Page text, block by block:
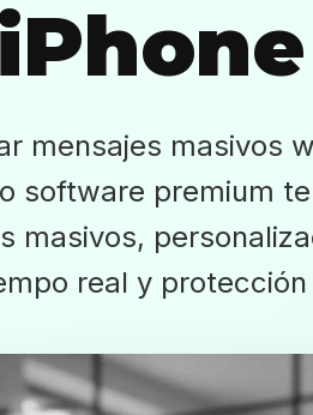
iPhone
mensajes masivos
software premium
masivos,
real y